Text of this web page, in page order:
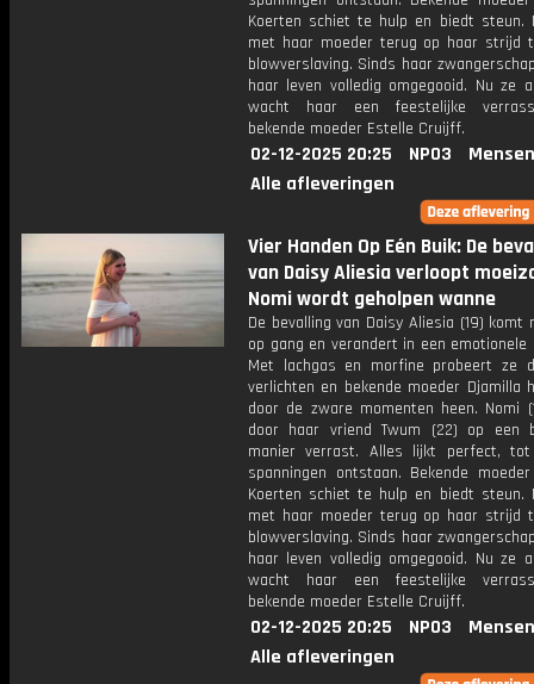
Koerten schiet te hulp en biedt steun.
met haar moeder terug op haar strijd
blowverslaving. Sinds haar
haar leven volledig omgegooid. Nu ze
wacht haar een feestelijke
bekende moeder Estelle Cruijff.
02-12-2025 20:25 NPO3
Alle afleveringen
Vier Handen Op Eén Buik: De
van Daisy Aliesia verloopt
Nomi wordt geholpen wanne
De bevalling van Daisy Aliesia (19) komt
op gang en verandert in een emotionele
Met lachgas en morfine probeert ze
verlichten en bekende moeder Djamilla
door de zware momenten heen. Nomi
door haar vriend Twum (22) op een
manier verrast. Alles lijkt perfect,
spanningen ontstaan. Bekende
Koerten schiet te hulp en biedt steun.
met haar moeder terug op haar strijd
blowverslaving. Sinds haar
haar leven volledig omgegooid. Nu ze
wacht haar een feestelijke
bekende moeder Estelle Cruijff.
02-12-2025 20:25 NPO3
Alle afleveringen